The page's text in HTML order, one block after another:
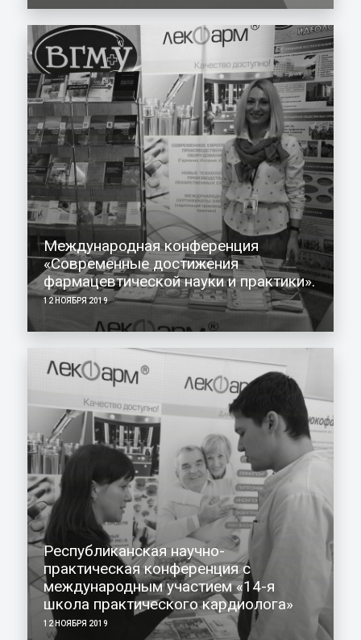
Международная конференция
«Современные достижения
фармацевтической науки и практики».
12 НОЯБРЯ 2019
Республиканская научно-
практическая конференция с
международным участием «14-я
школа практического кардиолога»
12 НОЯБРЯ 2019